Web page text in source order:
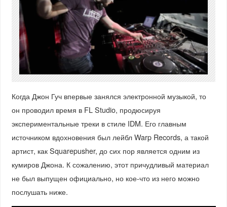
Когда Джон Гуч впервые занялся электронной музыкой, то
он проводил время в FL Studio, продюсируя
экспериментальные треки в стиле IDM. Его главным
источником вдохновения был лейбл Warp Records, а такой
артист, как Squarepusher, до сих пор является одним из
кумиров Джона. К сожалению, этот причудливый материал
не был выпущен официально, но кое-что из него можно
послушать ниже.